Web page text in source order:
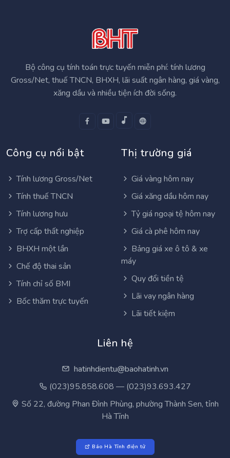
Bộ công cụ tính toán trực tuyến miễn phí: tính lương
Gross/Net, thuế TNCN, BHXH, lãi suất ngân hàng, giá vàng,
xăng dầu và nhiều tiện ích đời sống.
Công cụ nổi bật
Tính lương Gross/Net
Tính thuế TNCN
Tính lương hưu
Trợ cấp thất nghiệp
BHXH một lần
Chế độ thai sản
Tính chỉ số BMI
Bốc thăm trực tuyến
Thị trường giá
Giá vàng hôm nay
Giá xăng dầu hôm nay
Tỷ giá ngoại tệ hôm nay
Giá cà phê hôm nay
Bảng giá xe ô tô & xe
máy
Quy đổi tiền tệ
Lãi vay ngân hàng
Lãi tiết kiệm
Liên hệ
hatinhdientu@baohatinh.vn
(023)95.858.608 — (023)93.693.427
Số 22, đường Phan Đình Phùng, phường Thành Sen, tỉnh
Hà Tĩnh
Báo Hà Tĩnh điện tử